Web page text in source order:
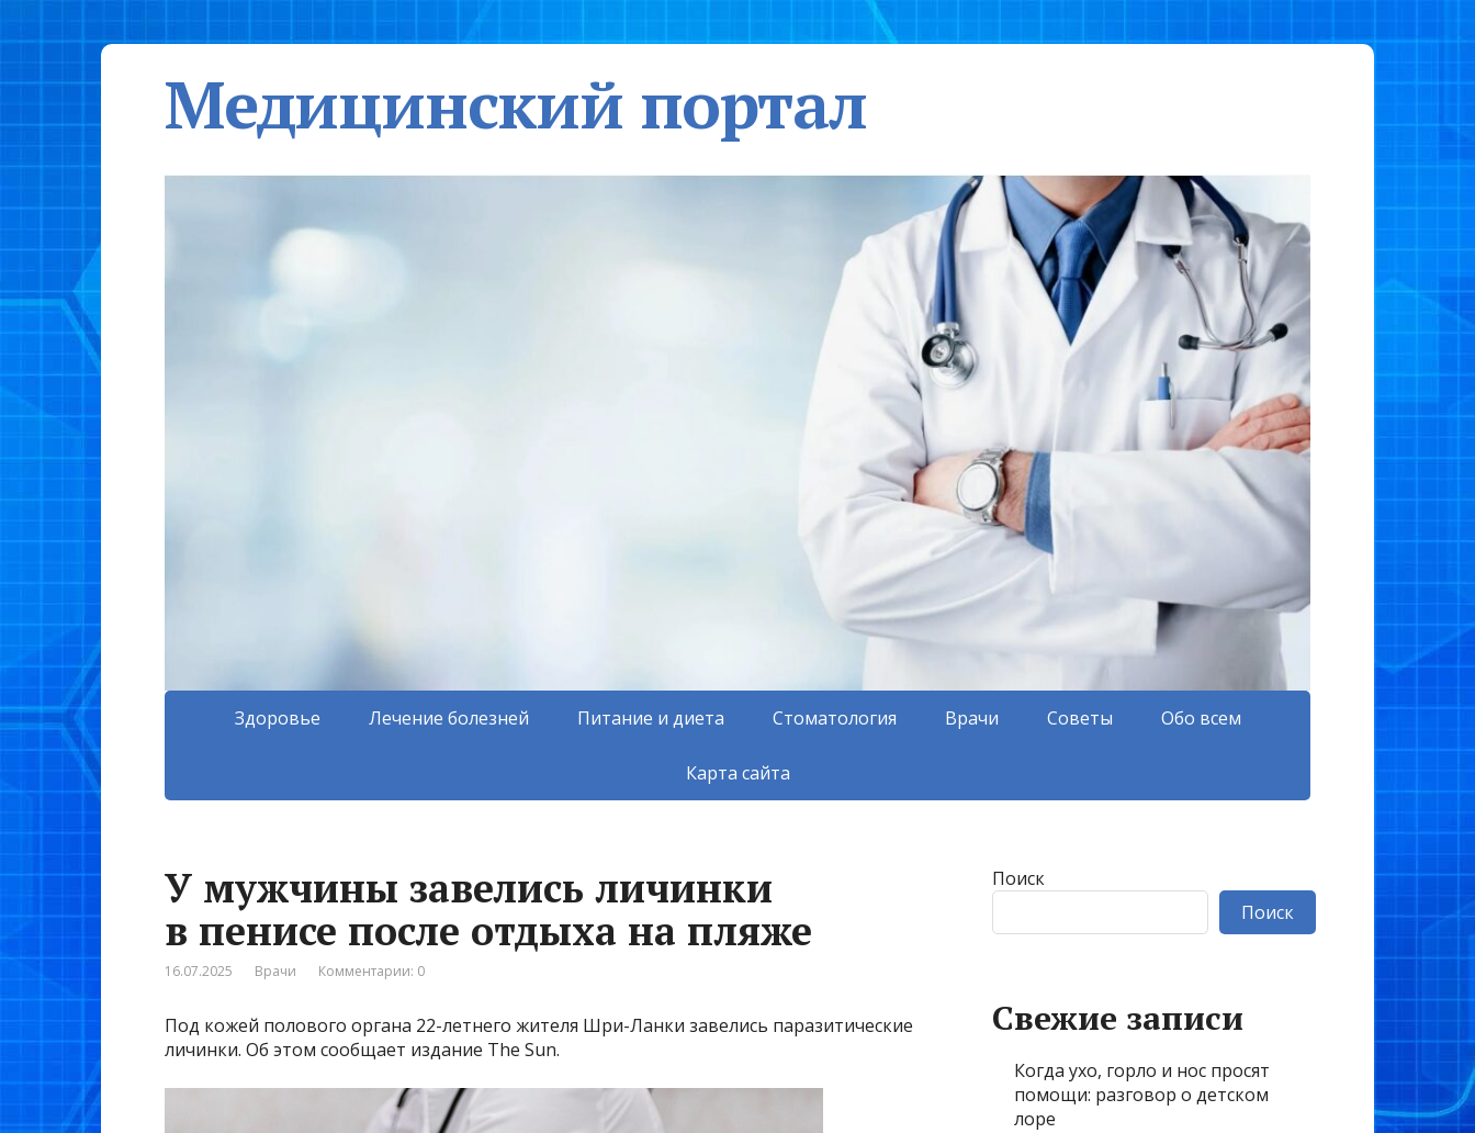
Медицинский портал
Здоровье Лечение болезней Питание и диета Стоматология Врачи Советы Обо всем
Карта сайта
У мужчины завелись личинки
в пенисе после отдыха на пляже
16.07.2025 Врачи Комментарии: 0
Под кожей полового органа 22-летнего жителя Шри-Ланки завелись паразитические
личинки. Об этом сообщает издание The Sun.
Поиск
Поиск
Свежие записи
Когда ухо, горло и нос просят
помощи: разговор о детском
лоре